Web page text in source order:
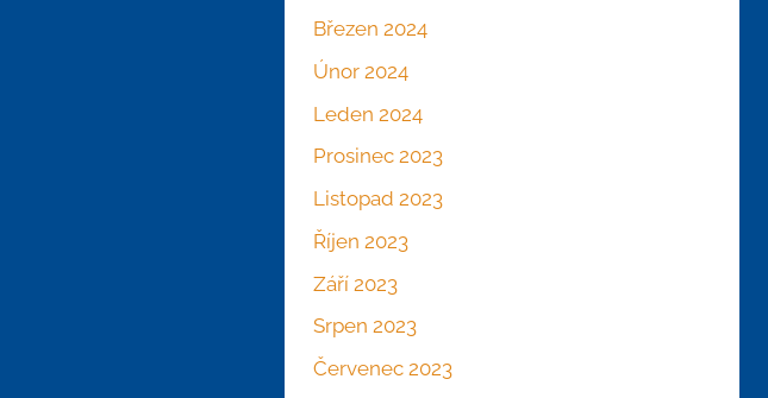
Březen 2024
Únor 2024
Leden 2024
Prosinec 2023
Listopad 2023
Říjen 2023
Září 2023
Srpen 2023
Červenec 2023